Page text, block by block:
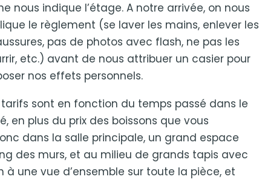
nous indique l’étage. A notre arrivée, on nous
le règlement (se laver les mains, enlever les
pas de photos avec flash, ne pas les
etc.) avant de nous attribuer un casier pour
nos effets personnels.
tarifs sont en fonction du temps passé dans le
en plus du prix des boissons que vous
dans la salle principale, un grand espace
des murs, et au milieu de grands tapis avec
une vue d’ensemble sur toute la pièce, et